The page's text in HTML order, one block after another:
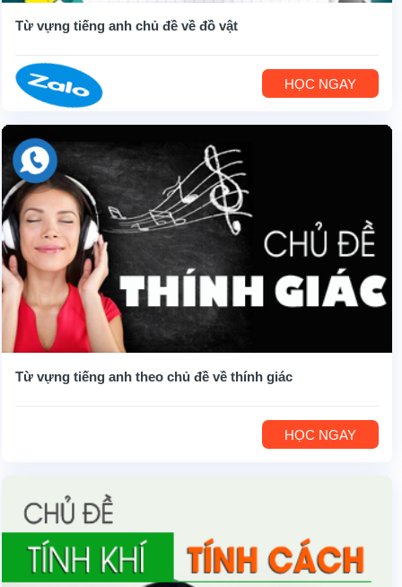
Từ vựng tiếng anh chủ đề về đồ vật
HỌC NGAY
Từ vựng tiếng anh theo chủ đề về thính giác
HỌC NGAY